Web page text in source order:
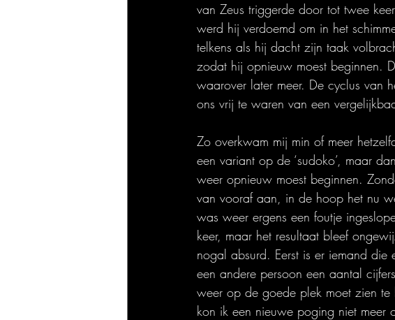
van Zeus triggerde door tot twee
werd hij verdoemd om in het
telkens als hij dacht zijn taak
zodat hij opnieuw moest beginnen.
waarover later meer. De cyclus van
ons vrij te waren van een
Zo overkwam mij min of meer
een variant op de ‘sudoko’, maar
weer opnieuw moest beginnen.
van vooraf aan, in de hoop het nu
was weer ergens een foutje
keer, maar het resultaat bleef
nogal absurd. Eerst is er iemand die
een andere persoon een aantal
weer op de goede plek moet zien
kon ik een nieuwe poging niet meer